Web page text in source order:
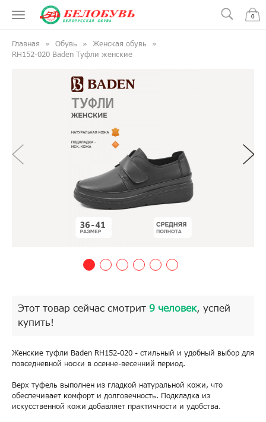
0
Главная Обувь
Женская обувь
RH152-020 Baden Туфли женские
Этот товар сейчас смотрит 9 человек, успей
купить!
Женские туфли Baden RH152-020 - стильный и удобный выбор для
повседневной носки в осенне-весенний период.
Верх туфель выполнен из гладкой натуральной кожи, что
обеспечивает комфорт и долговечность. Подкладка из
искусственной кожи добавляет практичности и удобства.